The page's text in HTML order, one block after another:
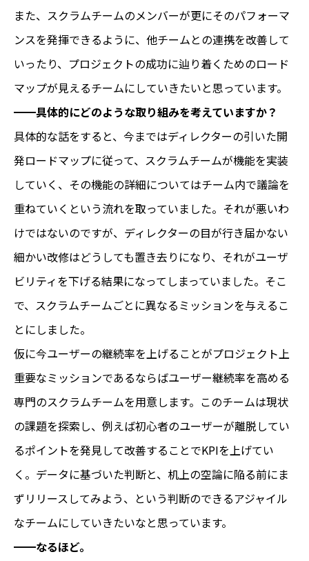
また、スクラムチームのメンバーが更にそのパフォーマ
ンスを発揮できるように、他チームとの連携を改善して
いったり、プロジェクトの成功に辿り着くためのロード
マップが見えるチームにしていきたいと思っています。
━━具体的にどのような取り組みを考えていますか？
具体的な話をすると、今まではディレクターの引いた開
発ロードマップに従って、スクラムチームが機能を実装
していく、その機能の詳細についてはチーム内で議論を
重ねていくという流れを取っていました。それが悪いわ
けではないのですが、ディレクターの目が行き届かない
細かい改修はどうしても置き去りになり、それがユーザ
ビリティを下げる結果になってしまっていました。そこ
で、スクラムチームごとに異なるミッションを与えるこ
とにしました。
仮に今ユーザーの継続率を上げることがプロジェクト上
重要なミッションであるならばユーザー継続率を高める
専門のスクラムチームを用意します。このチームは現状
の課題を探索し、例えば初心者のユーザーが離脱してい
るポイントを発見して改善することでKPIを上げてい
く。データに基づいた判断と、机上の空論に陥る前にま
ずリリースしてみよう、という判断のできるアジャイル
なチームにしていきたいなと思っています。
━━なるほど。